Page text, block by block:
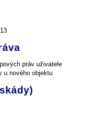
práv uživatele
u nového objektu